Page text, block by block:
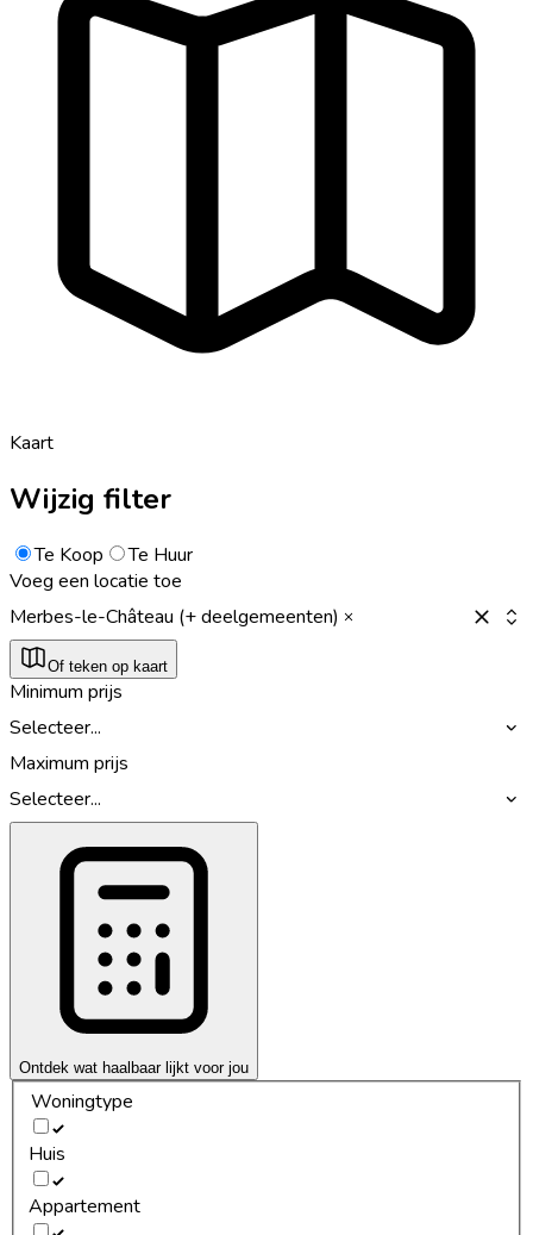
Kaart
Wijzig filter
Te Koop
Te Huur
Voeg een locatie toe
Merbes-le-Château (+ deelgemeenten)
Of teken op kaart
Minimum prijs
Selecteer...
Maximum prijs
Selecteer...
Ontdek wat haalbaar lijkt voor jou
Woningtype
Huis
Appartement